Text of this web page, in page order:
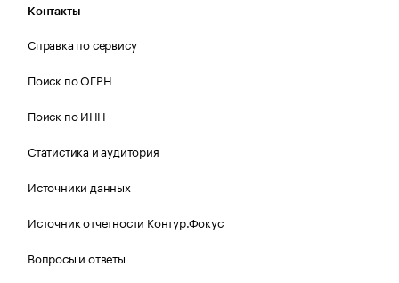
Контакты
Справка по сервису
Поиск по ОГРН
Поиск по ИНН
Статистика и аудитория
Источники данных
Источник отчетности Контур.Фокус
Вопросы и ответы